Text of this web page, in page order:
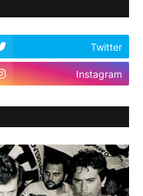
Twitter
Instagram